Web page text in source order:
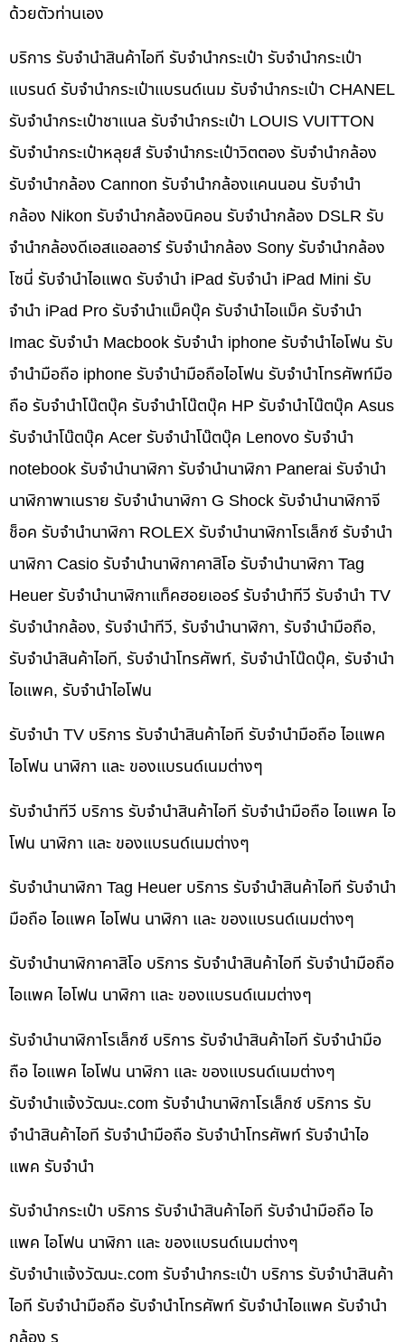
ด้วยตัวท่านเอง
บริการ รับจำนำสินค้าไอที รับจำนำกระเป๋า รับจำนำกระเป๋า
แบรนด์ รับจำนำกระเป๋าแบรนด์เนม รับจำนำกระเป๋า CHANEL
รับจำนำกระเป๋าชาแนล รับจำนำกระเป๋า LOUIS VUITTON
รับจำนำกระเป๋าหลุยส์ รับจำนำกระเป๋าวิตตอง รับจำนำกล้อง
รับจำนำกล้อง Cannon รับจำนำกล้องแคนนอน รับจำนำ
กล้อง Nikon รับจำนำกล้องนิคอน รับจำนำกล้อง DSLR รับ
จำนำกล้องดีเอสแอลอาร์ รับจำนำกล้อง Sony รับจำนำกล้อง
โซนี่ รับจำนำไอแพด รับจำนำ iPad รับจำนำ iPad Mini รับ
จำนำ iPad Pro รับจำนำแม็คบุ๊ค รับจำนำไอแม็ค รับจำนำ
Imac รับจำนำ Macbook รับจำนำ iphone รับจำนำไอโฟน รับ
จำนำมือถือ iphone รับจำนำมือถือไอโฟน รับจำนำโทรศัพท์มือ
ถือ รับจำนำโน๊ตบุ๊ค รับจำนำโน๊ตบุ๊ค HP รับจำนำโน๊ตบุ๊ค Asus
รับจำนำโน๊ตบุ๊ค Acer รับจำนำโน๊ตบุ๊ค Lenovo รับจำนำ
notebook รับจำนำนาฬิกา รับจำนำนาฬิกา Panerai รับจำนำ
นาฬิกาพาเนราย รับจำนำนาฬิกา G Shock รับจำนำนาฬิกาจี
ช็อค รับจำนำนาฬิกา ROLEX รับจำนำนาฬิกาโรเล็กซ์ รับจำนำ
นาฬิกา Casio รับจำนำนาฬิกาคาสิโอ รับจำนำนาฬิกา Tag
Heuer รับจำนำนาฬิกาแท็คฮอยเออร์ รับจำนำทีวี รับจำนำ TV
รับจำนำกล้อง, รับจำนำทีวี, รับจำนำนาฬิกา, รับจำนำมือถือ,
รับจำนำสินค้าไอที, รับจำนำโทรศัพท์, รับจำนำโน๊ดบุ๊ค, รับจำนำ
ไอแพค, รับจำนำไอโฟน
รับจำนำ TV บริการ รับจำนำสินค้าไอที รับจำนำมือถือ ไอแพค
ไอโฟน นาฬิกา และ ของแบรนด์เนมต่างๆ
รับจำนำทีวี บริการ รับจำนำสินค้าไอที รับจำนำมือถือ ไอแพค ไอ
โฟน นาฬิกา และ ของแบรนด์เนมต่างๆ
รับจำนำนาฬิกา Tag Heuer บริการ รับจำนำสินค้าไอที รับจำนำ
มือถือ ไอแพค ไอโฟน นาฬิกา และ ของแบรนด์เนมต่างๆ
รับจำนำนาฬิกาคาสิโอ บริการ รับจำนำสินค้าไอที รับจำนำมือถือ
ไอแพค ไอโฟน นาฬิกา และ ของแบรนด์เนมต่างๆ
รับจำนำนาฬิกาโรเล็กซ์ บริการ รับจำนำสินค้าไอที รับจำนำมือ
ถือ ไอแพค ไอโฟน นาฬิกา และ ของแบรนด์เนมต่างๆ
รับจํานําแจ้งวัฒนะ.com รับจำนำนาฬิกาโรเล็กซ์ บริการ รับ
จำนำสินค้าไอที รับจำนำมือถือ รับจำนำโทรศัพท์ รับจำนำไอ
แพค รับจำนำ
รับจำนำกระเป๋า บริการ รับจำนำสินค้าไอที รับจำนำมือถือ ไอ
แพค ไอโฟน นาฬิกา และ ของแบรนด์เนมต่างๆ
รับจํานําแจ้งวัฒนะ.com รับจำนำกระเป๋า บริการ รับจำนำสินค้า
ไอที รับจำนำมือถือ รับจำนำโทรศัพท์ รับจำนำไอแพค รับจำนำ